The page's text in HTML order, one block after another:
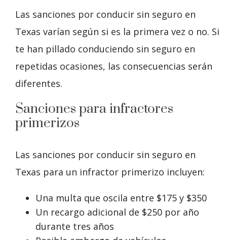
Las sanciones por conducir sin seguro en
Texas varían según si es la primera vez o no. Si
te han pillado conduciendo sin seguro en
repetidas ocasiones, las consecuencias serán
diferentes.
Sanciones para infractores
primerizos
Las sanciones por conducir sin seguro en
Texas para un infractor primerizo incluyen:
Una multa que oscila entre $175 y $350
Un recargo adicional de $250 por año
durante tres años